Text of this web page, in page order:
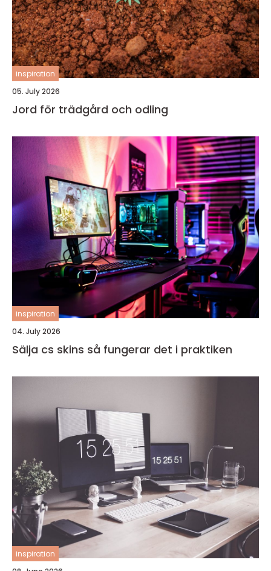
inspiration
05. July 2026
Jord för trädgård och odling
inspiration
04. July 2026
Sälja cs skins så fungerar det i praktiken
inspiration